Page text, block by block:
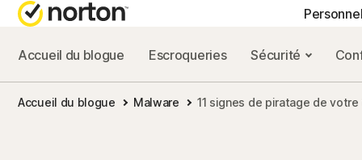
FORFAITS TOUT-
Norton 360
BLOG NORTON
Ressources sur
Accueil du blogue Escroqueries Sécurité
Accueil du blogue Malware 11 signes de piratage de